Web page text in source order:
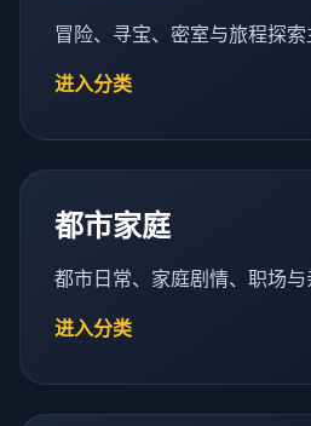
冒险、寻宝、密室与旅程探索
进入分类
都市家庭
都市日常、家庭剧情、职场与
进入分类